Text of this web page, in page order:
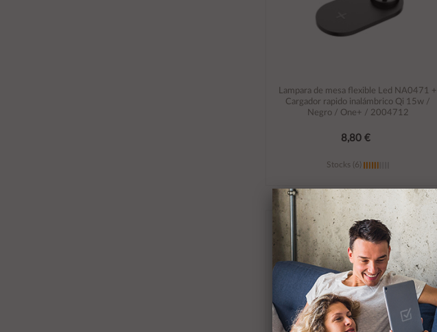
Lampara de mesa flexible Led NA0471 +
Cargador rapido inalámbrico Qi 15w /
Negro / One+ / 2004712
8,80 €
Stocks (6)
Añadir al carrito